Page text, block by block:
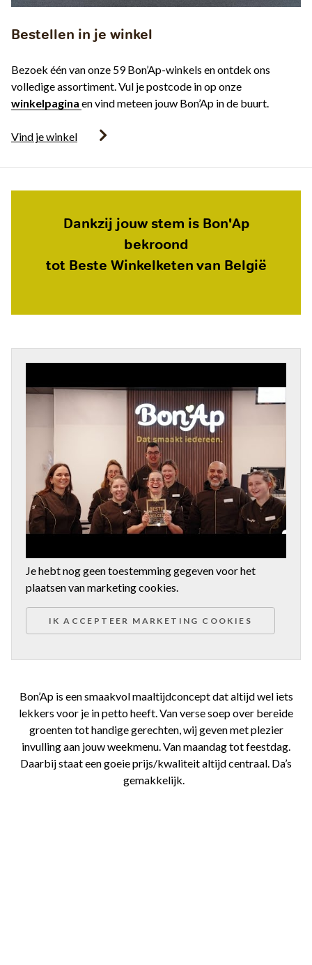
Bestellen in je winkel
Bezoek één van onze 59 Bon’Ap-winkels en ontdek ons
volledige assortiment. Vul je postcode in op onze
winkelpagina en vind meteen jouw Bon’Ap in de buurt.
Vind je winkel
Dankzij jouw stem is Bon'Ap
bekroond
tot Beste Winkelketen van België
Je hebt nog geen toestemming gegeven voor het
plaatsen van marketing cookies.
IK ACCEPTEER MARKETING COOKIES
Bon’Ap is een smaakvol maaltijdconcept dat altijd wel iets
lekkers voor je in petto heeft. Van verse soep over bereide
groenten tot handige gerechten, wij geven met plezier
invulling aan jouw weekmenu. Van maandag tot feestdag.
Daarbij staat een goeie prijs/kwaliteit altijd centraal. Da’s
gemakkelijk.